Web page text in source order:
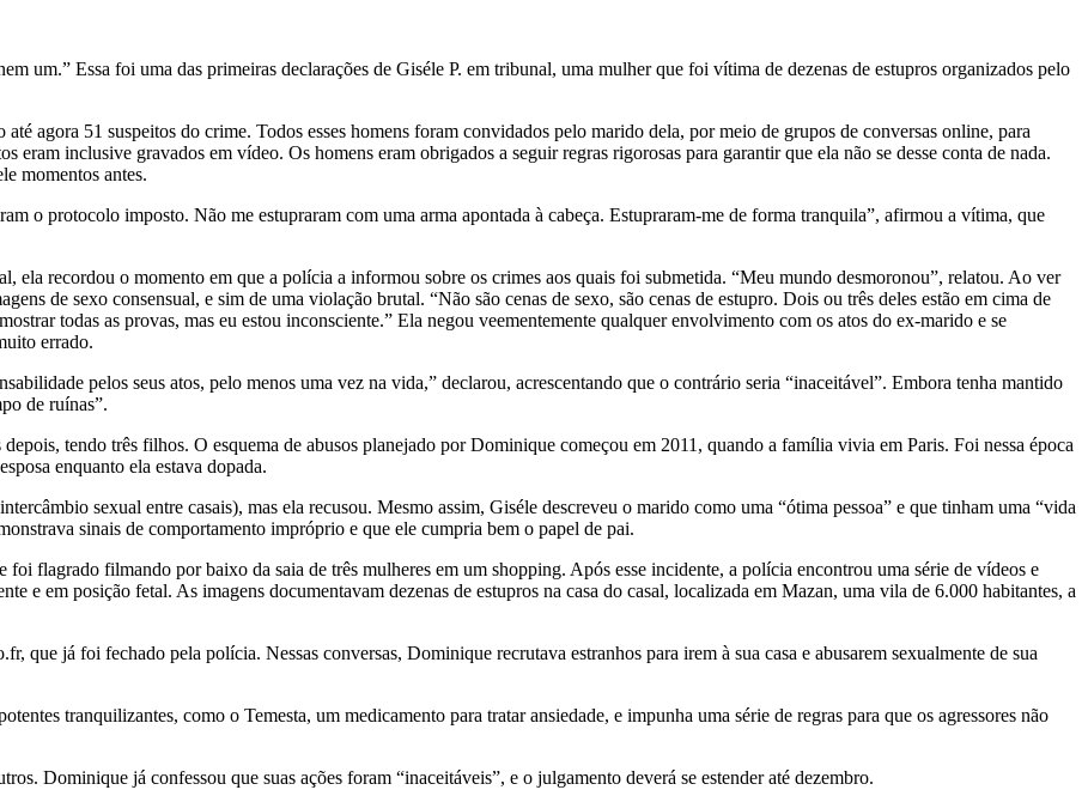
um.” Essa foi uma das primeiras declarações de Giséle P. em tribunal, uma mulher que foi vítima de dezenas de estupros organizados pelo
agora 51 suspeitos do crime. Todos esses homens foram convidados pelo marido dela, por meio de grupos de conversas online, para
eram inclusive gravados em vídeo. Os homens eram obrigados a seguir regras rigorosas para garantir que ela não se desse conta de nada.
momentos antes.
o protocolo imposto. Não me estupraram com uma arma apontada à cabeça. Estupraram-me de forma tranquila”, afirmou a vítima, que
ela recordou o momento em que a polícia a informou sobre os crimes aos quais foi submetida. “Meu mundo desmoronou”, relatou. Ao ver
de sexo consensual, e sim de uma violação brutal. “Não são cenas de sexo, são cenas de estupro. Dois ou três deles estão em cima de
todas as provas, mas eu estou inconsciente.” Ela negou veementemente qualquer envolvimento com os atos do ex-marido e se
errado.
pelos seus atos, pelo menos uma vez na vida,” declarou, acrescentando que o contrário seria “inaceitável”. Embora tenha mantido
de ruínas”.
tendo três filhos. O esquema de abusos planejado por Dominique começou em 2011, quando a família vivia em Paris. Foi nessa época
enquanto ela estava dopada.
sexual entre casais), mas ela recusou. Mesmo assim, Giséle descreveu o marido como uma “ótima pessoa” e que tinham uma “vida
sinais de comportamento impróprio e que ele cumpria bem o papel de pai.
flagrado filmando por baixo da saia de três mulheres em um shopping. Após esse incidente, a polícia encontrou uma série de vídeos e
e em posição fetal. As imagens documentavam dezenas de estupros na casa do casal, localizada em Mazan, uma vila de 6.000 habitantes, a
que já foi fechado pela polícia. Nessas conversas, Dominique recrutava estranhos para irem à sua casa e abusarem sexualmente de sua
tranquilizantes, como o Temesta, um medicamento para tratar ansiedade, e impunha uma série de regras para que os agressores não
Dominique já confessou que suas ações foram “inaceitáveis”, e o julgamento deverá se estender até dezembro.